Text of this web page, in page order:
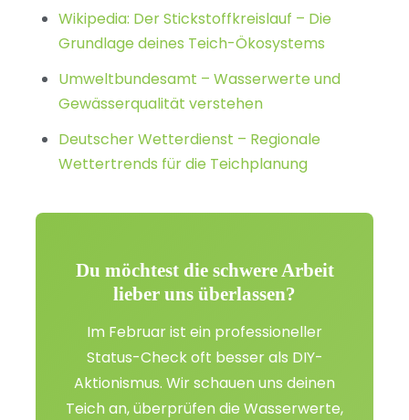
Wikipedia: Der Stickstoffkreislauf – Die
Grundlage deines Teich-Ökosystems
Umweltbundesamt – Wasserwerte und
Gewässerqualität verstehen
Deutscher Wetterdienst – Regionale
Wettertrends für die Teichplanung
Du möchtest die schwere Arbeit
lieber uns überlassen?
Im Februar ist ein professioneller
Status-Check oft besser als DIY-
Aktionismus. Wir schauen uns deinen
Teich an, überprüfen die Wasserwerte,